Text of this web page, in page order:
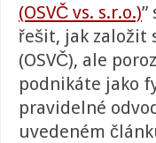
(OSVČ vs. s.r.o.)”
řešit, jak založit
(OSVČ), ale
podnikáte jako
pravidelné
uvedeném